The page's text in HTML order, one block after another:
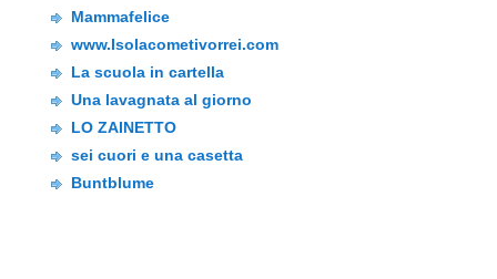
Mammafelice
www.Isolacometivorrei.com
La scuola in cartella
Una lavagnata al giorno
LO ZAINETTO
sei cuori e una casetta
Buntblume